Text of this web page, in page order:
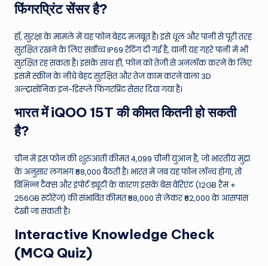
फिंगरप्रिंट सेंसर है?
हाँ, सुरक्षा के मामले में यह फोन बेहद मजबूत है। इसे धूल और पानी से पूरी तरह
सुरक्षित रखने के लिए सर्वोच्च IP69 रेटिंग दी गई है, यानी यह गहरे पानी में भी
सुरक्षित रह सकता है। इसके साथ ही, फोन को तेजी से अनलॉक करने के लिए
इसमें स्क्रीन के नीचे बेहद सुरक्षित और तेज काम करने वाला 3D
अल्ट्रासोनिक इन-डिस्प्ले फिंगरप्रिंट सेंसर दिया गया है।
भारत में iQOO 15T की कीमत कितनी हो सकती
है?
चीन में इस फोन की शुरुआती कीमत 4,099 चीनी युआन है, जो भारतीय मुद्रा
के अनुसार लगभग ₹58,000 बैठती है। भारत में जब यह फोन लॉन्च होगा, तो
विभिन्न टैक्स और इंपोर्ट ड्यूटी के कारण इसके बेस वेरिएंट (12GB रैम +
256GB स्टोरेज) की संभावित कीमत ₹58,000 से लेकर ₹62,000 के आसपास
देखी जा सकती है।
Interactive Knowledge Check
(MCQ Quiz)